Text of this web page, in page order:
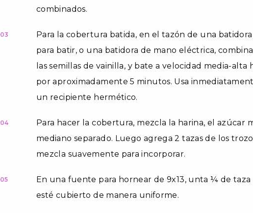
combinados.
03
Para la cobertura batida, en el tazón de una
para batir, o una batidora de mano eléctrica,
las semillas de vainilla, y bate a velocidad media-
por aproximadamente 5 minutos. Usa
un recipiente hermético.
04
Para hacer la cobertura, mezcla la harina, el azúcar
mediano separado. Luego agrega 2 tazas de los
mezcla suavemente para incorporar.
05
En una fuente para hornear de 9x13, unta ¼ de
esté cubierto de manera uniforme.